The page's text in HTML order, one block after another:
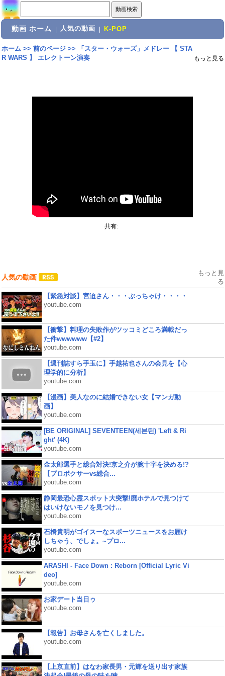
動画 ホーム 人気の動画 K-POP
ホーム>> 前のページ>>
「スター・ウォーズ」メドレー 【 STA
R WARS 】 エレクトーン演奏
もっと見る
共有:
人気の動画
もっと見
る
【緊急対談】宮迫さん・・・ぶっちゃけ・・・・
youtube.com
【衝撃】料理の失敗作がツッコミどころ満載だっ
た件wwwwww【#2】
youtube.com
【週刊誌すら手玉に】手越祐也さんの会見を【心
理学的に分析】
youtube.com
【漫画】美人なのに結婚できない女【マンガ動
画】
youtube.com
[BE ORIGINAL] SEVENTEEN(세븐틴) 'Left & Ri
ght' (4K)
youtube.com
金太郎選手と総合対決!京之介が腕十字を決める!?
【プロボクサーvs総合...
youtube.com
静岡最恐心霊スポット大突撃!廃ホテルで見つけて
はいけないモノを見つけ...
youtube.com
石橋貴明がゴイスーなスポーツニュースをお届け
しちゃう、でしょ。~プロ...
youtube.com
ARASHI - Face Down : Reborn [Official Lyric Vi
deo]
youtube.com
お家デート当日ゥ
youtube.com
【報告】お母さんを亡くしました。
youtube.com
【上京直前】はなわ家長男・元輝を送り出す家族